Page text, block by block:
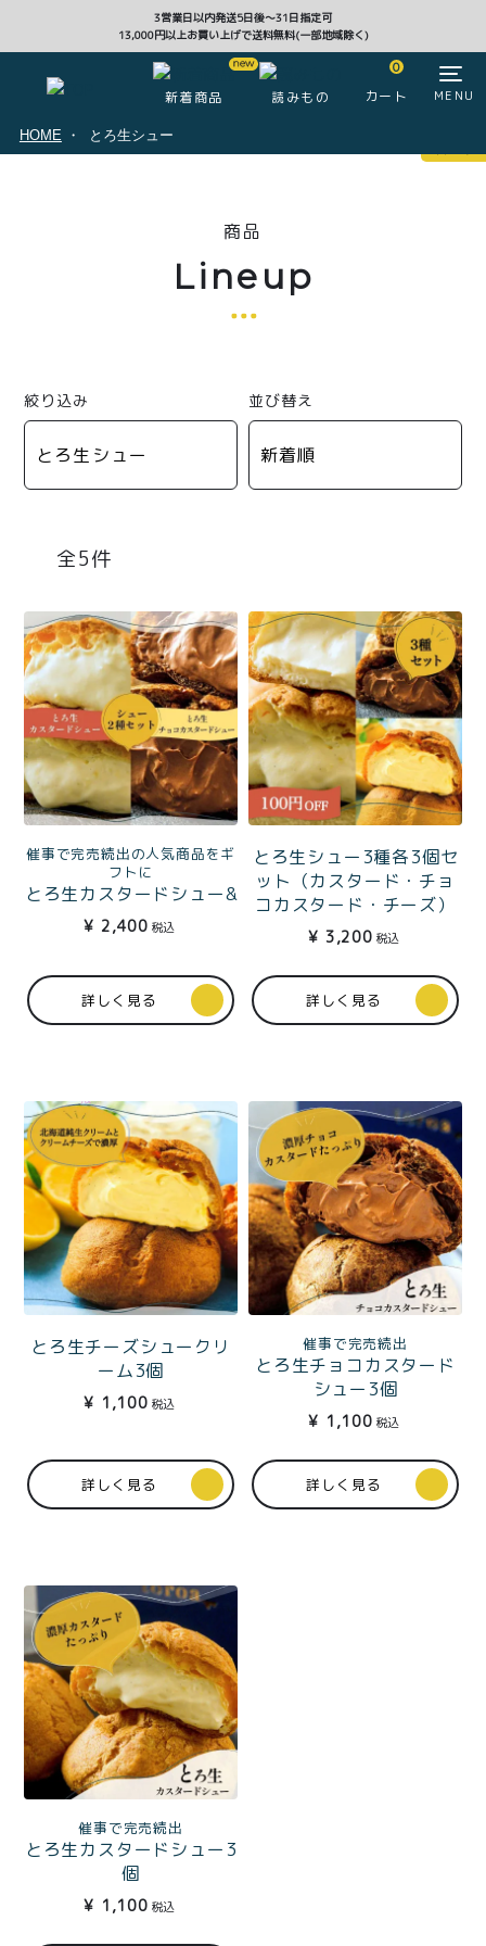
3営業日以内発送5日後〜31日指定可
13,000円以上お買い上げで送料無料(一部地域除く)
新着商品 読みもの
0
カート MENU
商品一覧
セット
お中元
紅茶toroaTea
焼き菓子
メルマガ会員様限定
toroa夏のアウトレッ
トセール
ョコラ
とろ生シュー
クッキー缶
紅茶toroaTeaギフト
お誕生日セット
手さげ袋
季節限定
価格別
¥2,000〜¥3,999
〜¥1,999
TOP
読みもの
会社概要
お問い合わせ
商品
特集記事
メンバー特典
ご利用ガイド
プライバシーポリシー
特定商取引法に基づく表記
HOME とろ生シュー
商品
Lineup
絞り込み 並び替え
5
催事で完売続出の人気商品をギ
フトに
とろ生カスタードシュー&
とろ生チョコカスタード
シューギフトBOX入
¥ 2,400 税込
詳しく見る
とろ生シュー3種各3個セ
ット（カスタード・チョ
コカスタード・チーズ）
¥ 3,200 税込
詳しく見る
とろ生チーズシュークリ
ーム3個
¥ 1,100 税込
詳しく見る
催事で完売続出
とろ生チョコカスタード
シュー3個
¥ 1,100 税込
詳しく見る
催事で完売続出
とろ生カスタードシュー3
個
¥ 1,100 税込